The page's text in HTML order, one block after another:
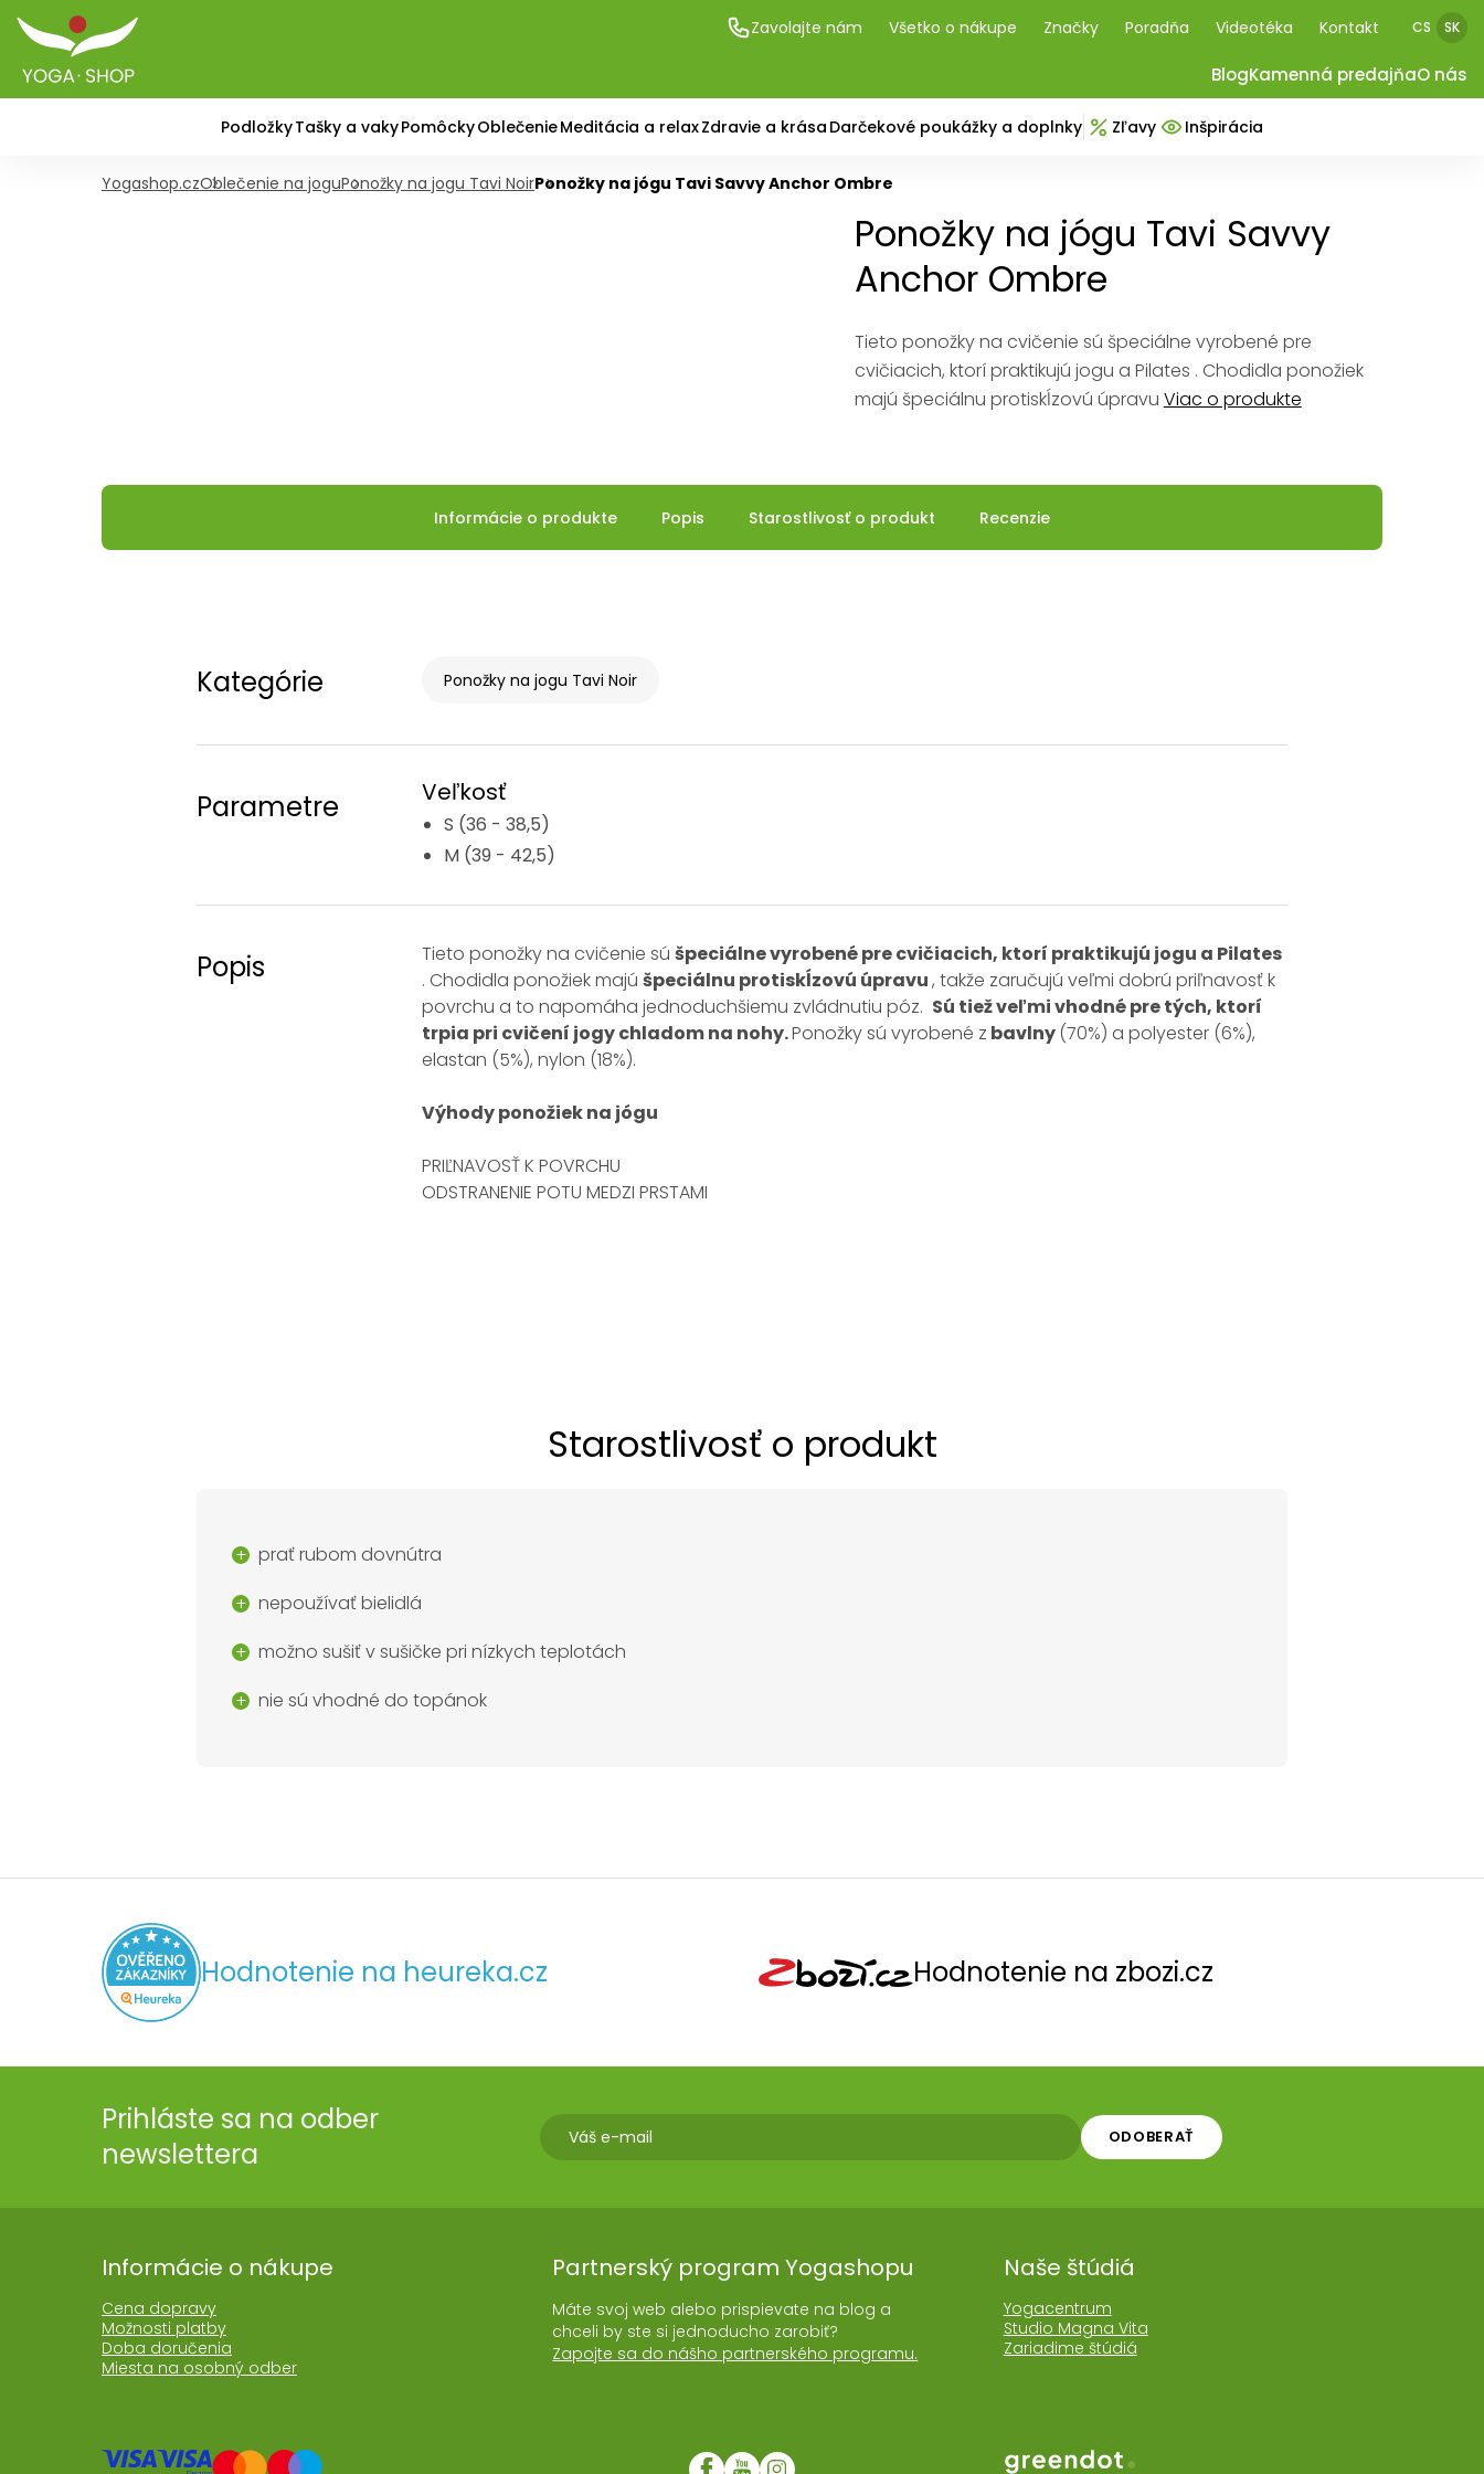
Zavolajte nám Všetko o nákupe Značky Poradňa Videotéka Kontakt CS SK
BlogKamenná predajňaO nás
PodložkyTašky a vakyPomôckyOblečenieMeditácia a relaxZdravie a krása Darčekové poukážky a doplnky Zľavy Inšpirácia
Yogashop.czOblečenie na joguPonožky na jogu Tavi NoirPonožky na jógu Tavi Savvy Anchor Ombre
Ponožky na jógu Tavi Savvy
Anchor Ombre
Tieto ponožky na cvičenie sú špeciálne vyrobené pre
cvičiacich, ktorí praktikujú jogu a Pilates . Chodidla ponožiek
majú špeciálnu protiskĺzovú úpravu Viac o produkte
Informácie o produkte Popis Starostlivosť o produkt Recenzie
Kategórie Ponožky na jogu Tavi Noir
Parametre Veľkosť
S (36 - 38,5)
M (39 - 42,5)
Popis Tieto ponožky na cvičenie sú špeciálne vyrobené pre cvičiacich, ktorí praktikujú jogu a Pilates
. Chodidla ponožiek majú špeciálnu protiskĺzovú úpravu, takže zaručujú veľmi dobrú priľnavosť k
povrchu a to napomáha jednoduchšiemu zvládnutiu póz. Sú tiež veľmi vhodné pre tých, ktorí
trpia pri cvičení jogy chladom na nohy.Ponožky sú vyrobené z bavlny (70%) a polyester (6%),
elastan (5%), nylon (18%).
Výhodyponožiek na jógu
PRIĽNAVOSŤ K POVRCHU
ODSTRANENIE POTU MEDZI PRSTAMI
Starostlivosť o produkt
prať rubom dovnútra
nepoužívať bielidlá
možno sušiť v sušičke pri nízkych teplotách
nie sú vhodné do topánok
Hodnotenie na heureka.cz Hodnotenie na zbozi.cz
Prihláste sa na odber
newslettera
ODOBERAŤ
Informácie o nákupe
Cena dopravy
Možnosti platby
Doba doručenia
Miesta na osobný odber
Partnerský program Yogashopu
Máte svoj web alebo prispievate na blog a
chceli by ste si jednoducho zarobiť?
Zapojte sa do nášho partnerského programu.
Naše štúdiá
Yogacentrum
Studio Magna Vita
Zariadime štúdiá
Web realizoval Greendot